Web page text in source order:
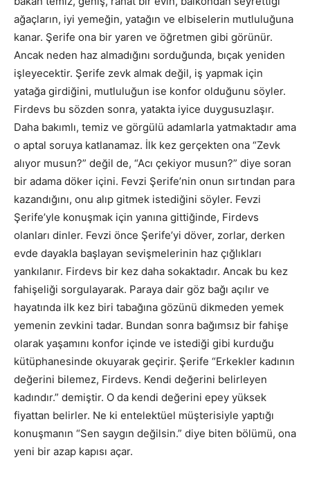
ağaçların, iyi yemeğin, yatağın ve elbiselerin mutluluğuna
kanar. Şerife ona bir yaren ve öğretmen gibi görünür.
Ancak neden haz almadığını sorduğunda, bıçak yeniden
işleyecektir. Şerife zevk almak değil, iş yapmak için
yatağa girdiğini, mutluluğun ise konfor olduğunu söyler.
Firdevs bu sözden sonra, yatakta iyice duygusuzlaşır.
Daha bakımlı, temiz ve görgülü adamlarla yatmaktadır ama
o aptal soruya katlanamaz. İlk kez gerçekten ona “Zevk
alıyor musun?” değil de, “Acı çekiyor musun?” diye soran
bir adama döker içini. Fevzi Şerife’nin onun sırtından para
kazandığını, onu alıp gitmek istediğini söyler. Fevzi
Şerife’yle konuşmak için yanına gittiğinde, Firdevs
olanları dinler. Fevzi önce Şerife’yi döver, zorlar, derken
evde dayakla başlayan sevişmelerinin haz çığlıkları
yankılanır. Firdevs bir kez daha sokaktadır. Ancak bu kez
fahişeliği sorgulayarak. Paraya dair göz bağı açılır ve
hayatında ilk kez biri tabağına gözünü dikmeden yemek
yemenin zevkini tadar. Bundan sonra bağımsız bir fahişe
olarak yaşamını konfor içinde ve istediği gibi kurduğu
kütüphanesinde okuyarak geçirir. Şerife “Erkekler kadının
değerini bilemez, Firdevs. Kendi değerini belirleyen
kadındır.” demiştir. O da kendi değerini epey yüksek
fiyattan belirler. Ne ki entelektüel müşterisiyle yaptığı
konuşmanın “Sen saygın değilsin.” diye biten bölümü, ona
yeni bir azap kapısı açar.